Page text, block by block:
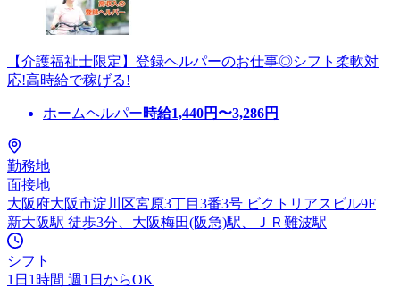
【介護福祉士限定】登録ヘルパーのお仕事◎シフト柔軟対
応!高時給で稼げる!
ホームヘルパー時給1,440円〜3,286円
勤務地
面接地
大阪府大阪市淀川区宮原3丁目3番3号 ビクトリアスビル9F
新大阪駅 徒歩3分、大阪梅田(阪急)駅、ＪＲ難波駅
シフト
1日1時間 週1日からOK